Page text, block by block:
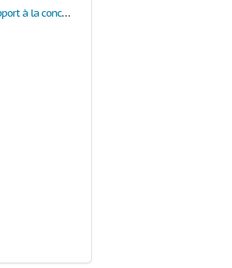
Assurer la veille informationnelle par rapport à la concurrence